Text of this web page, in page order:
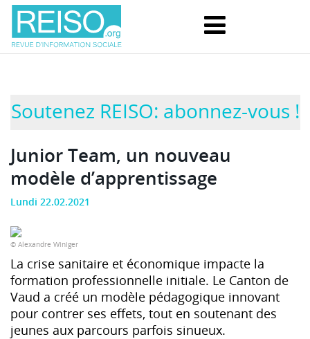
Soutenez REISO: abonnez-vous !
Junior Team, un nouveau
modèle d’apprentissage
Lundi 22.02.2021
© Alexandre Winiger
La crise sanitaire et économique impacte la
formation professionnelle initiale. Le Canton de
Vaud a créé un modèle pédagogique innovant
pour contrer ses effets, tout en soutenant des
jeunes aux parcours parfois sinueux.